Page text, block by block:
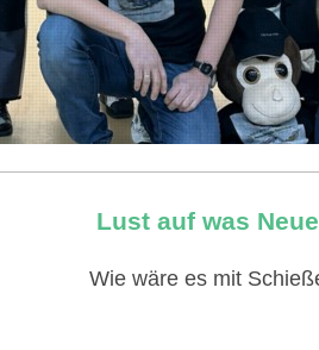
Lust auf was
Wie wäre es mit